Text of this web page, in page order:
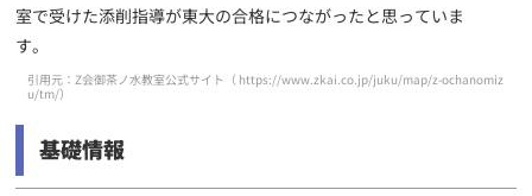
室で受けた添削指導が東大の合格につながったと思っていま
す。
引用元：Z会御茶ノ水教室公式サイト（ https://www.zkai.co.jp/juku/map/z-ochanomiz
u/tm/）
基礎情報